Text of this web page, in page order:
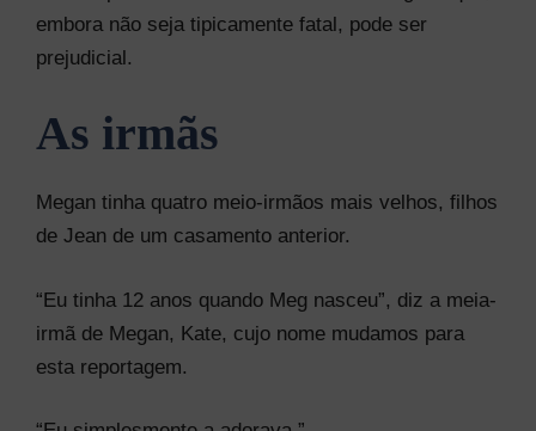
embora não seja tipicamente fatal, pode ser
prejudicial.
As irmãs
Megan tinha quatro meio-irmãos mais velhos, filhos
de Jean de um casamento anterior.
“Eu tinha 12 anos quando Meg nasceu”, diz a meia-
irmã de Megan, Kate, cujo nome mudamos para
esta reportagem.